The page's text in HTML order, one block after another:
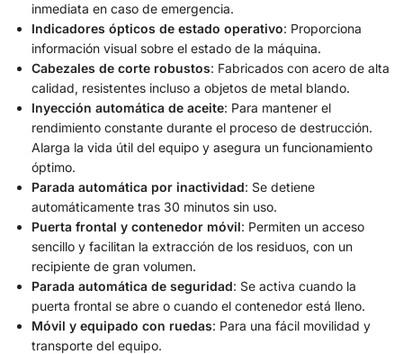
inmediata en caso de emergencia.
Indicadores ópticos de estado operativo: Proporciona
información visual sobre el estado de la máquina.
Cabezales de corte robustos: Fabricados con acero de alta
calidad, resistentes incluso a objetos de metal blando.
Inyección automática de aceite: Para mantener el
rendimiento constante durante el proceso de destrucción.
Alarga la vida útil del equipo y asegura un funcionamiento
óptimo.
Parada automática por inactividad: Se detiene
automáticamente tras 30 minutos sin uso.
Puerta frontal y contenedor móvil: Permiten un acceso
sencillo y facilitan la extracción de los residuos, con un
recipiente de gran volumen.
Parada automática de seguridad: Se activa cuando la
puerta frontal se abre o cuando el contenedor está lleno.
Móvil y equipado con ruedas: Para una fácil movilidad y
transporte del equipo.